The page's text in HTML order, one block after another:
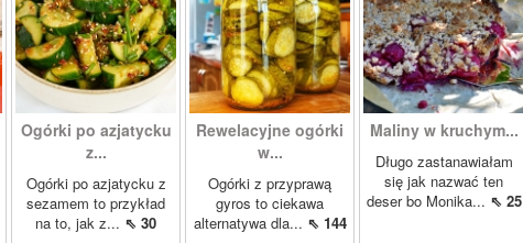
Ogórki po azjatycku
z...
Ogórki po azjatycku z
sezamem to przykład
na to, jak z... ⇖ 30
Rewelacyjne ogórki
w...
Ogórki z przyprawą
gyros to ciekawa
alternatywa dla... ⇖ 144
Maliny w kruchym...
Długo zastanawiałam
się jak nazwać ten
deser bo Monika... ⇖ 25